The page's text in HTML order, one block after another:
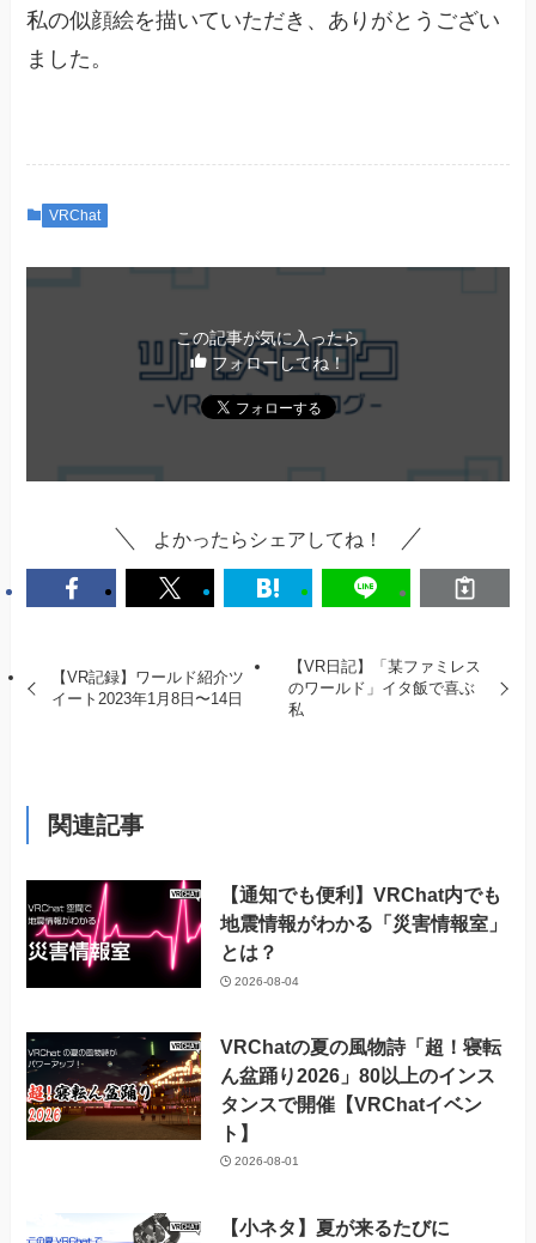
私の似顔絵を描いていただき、ありがとうござい
ました。
VRChat
この記事が気に入ったら
フォローしてね！
よかったらシェアしてね！
【VR記録】ワールド紹介ツ
イート2023年1月8日〜14日
【VR日記】「某ファミレス
のワールド」イタ飯で喜ぶ
私
関連記事
【通知でも便利】VRChat内でも
地震情報がわかる「災害情報室」
とは？
2026-08-04
VRChatの夏の風物詩「超！寝転
ん盆踊り2026」80以上のインス
タンスで開催【VRChatイベン
ト】
2026-08-01
【小ネタ】夏が来るたびに